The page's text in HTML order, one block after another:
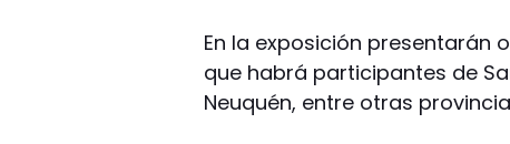
En la exposición presentarán
que habrá participantes de
Neuquén, entre otras